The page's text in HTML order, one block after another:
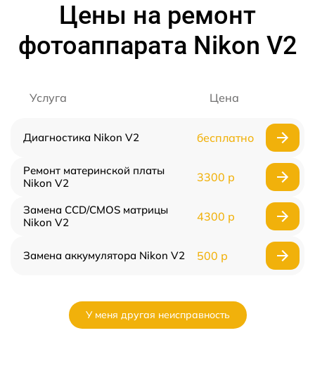
Цены на ремонт
фотоаппарата Nikon V2
Услуга Цена
Диагностика Nikon V2 бесплатно
Ремонт материнской платы
Nikon V2
3300 р
Замена CCD/CMOS матрицы
Nikon V2
4300 р
Замена аккумулятора Nikon V2 500 р
У меня другая неисправность